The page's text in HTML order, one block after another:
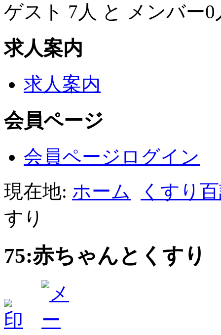
ゲスト 7人 と メンバー
求人案内
求人案内
会員ページ
会員ページログイン
現在地: ホーム
くすり
すり
75:赤ちゃんとくすり